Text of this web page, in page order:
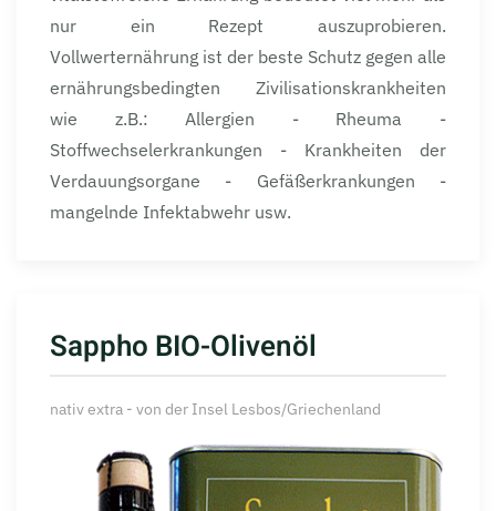
nur ein Rezept auszuprobieren.
Vollwerternährung ist der beste Schutz gegen alle
ernährungsbedingten Zivilisationskrankheiten
wie z.B.: Allergien - Rheuma -
Stoffwechselerkrankungen - Krankheiten der
Verdauungsorgane - Gefäßerkrankungen -
mangelnde Infektabwehr usw.
Sappho BIO-Olivenöl
nativ extra - von der Insel Lesbos/Griechenland